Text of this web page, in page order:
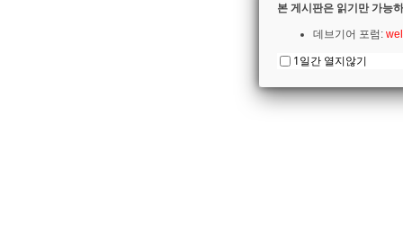
본 게시판은 읽기만 가능
데브기어 포럼:
1일간 열지않기